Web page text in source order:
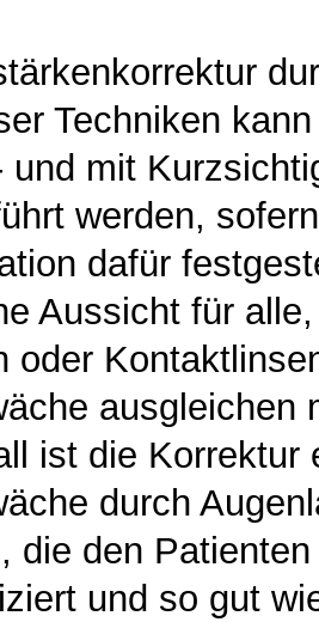
Techniken
und mit
werden,
dafür
Aussicht für
oder
ausgleichen
ist die Korrektur
durch
die den
und so gut